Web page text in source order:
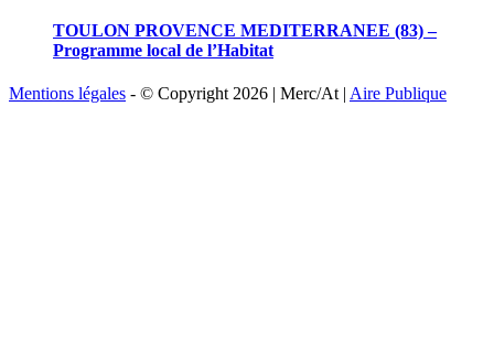
TOULON PROVENCE MEDITERRANEE (83) –
Programme local de l’Habitat
Mentions légales - © Copyright 2026 | Merc/At | Aire Publique